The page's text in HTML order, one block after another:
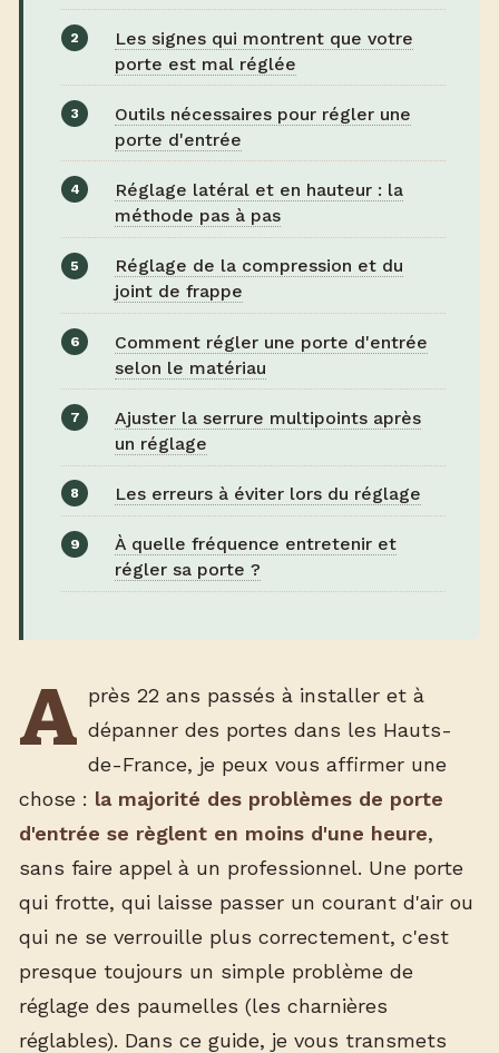
Les signes qui montrent que votre
porte est mal réglée
Outils nécessaires pour régler une
porte d'entrée
Réglage latéral et en hauteur : la
méthode pas à pas
Réglage de la compression et du
joint de frappe
Comment régler une porte d'entrée
selon le matériau
Ajuster la serrure multipoints après
un réglage
Les erreurs à éviter lors du réglage
À quelle fréquence entretenir et
régler sa porte ?
A près 22 ans passés à installer et à
dépanner des portes dans les Hauts-
de-France, je peux vous affirmer une
chose : la majorité des problèmes de porte
d'entrée se règlent en moins d'une heure,
sans faire appel à un professionnel. Une porte
qui frotte, qui laisse passer un courant d'air ou
qui ne se verrouille plus correctement, c'est
presque toujours un simple problème de
réglage des paumelles (les charnières
réglables). Dans ce guide, je vous transmets